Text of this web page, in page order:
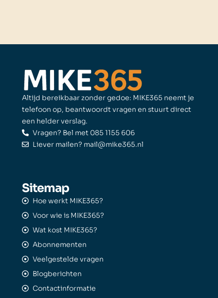
Altijd bereikbaar zonder gedoe: MIKE365 neemt je
telefoon op, beantwoordt vragen en stuurt direct
een helder verslag.
Vragen? Bel met 085 1155 606
Liever mailen? mail@mike365.nl
Sitemap
Hoe werkt MIKE365?
Voor wie is MIKE365?
Wat kost MIKE365?
Abonnementen
Veelgestelde vragen
Blogberichten
Contactinformatie